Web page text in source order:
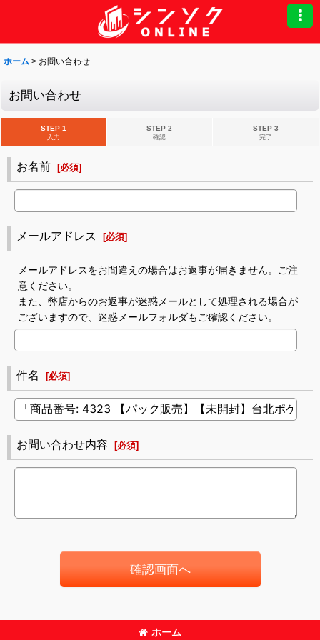
ホーム > お問い合わせ
お問い合わせ
STEP 1
入力
STEP 2
確認
STEP 3
完了
お名前 [必須]
メールアドレス [必須]
メールアドレスをお間違えの場合はお返事が届きません。ご注
意ください。
また、弊店からのお返事が迷惑メールとして処理される場合が
ございますので、迷惑メールフォルダもご確認ください。
件名 [必須]
お問い合わせ内容 [必須]
確認画面へ
ホーム